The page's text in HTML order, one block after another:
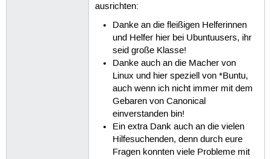
ausrichten:
Danke an die fleißigen Helferinnen
und Helfer hier bei Ubuntuusers, ihr
seid große Klasse!
Danke auch an die Macher von
Linux und hier speziell von *Buntu,
auch wenn ich nicht immer mit dem
Gebaren von Canonical
einverstanden bin!
Ein extra Dank auch an die vielen
Hilfesuchenden, denn durch eure
Fragen konnten viele Probleme mit